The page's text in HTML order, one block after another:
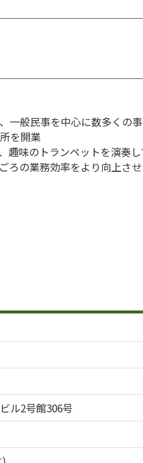
一般民事を中心に数多くの事
を開業
味のトランペットを演奏し
の業務効率をより向上させ
ル2号館306号